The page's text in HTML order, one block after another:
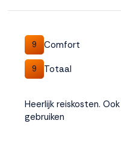
9 Comfort
9 Totaal
Heerlijk reiskosten.
gebruiken